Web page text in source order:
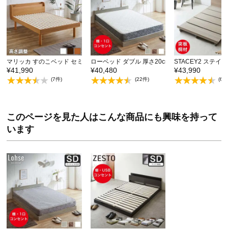
マリッカ すのこベッド セミダブル 木製ベッド 天然木…
¥41,990
(7件)
ローベッド ダブル 厚さ20cmポケットコイルマ
¥40,480
(22件)
STACEY2 ステイ
¥43,990
(6
このページを見た人はこんな商品にも興味を持って
います